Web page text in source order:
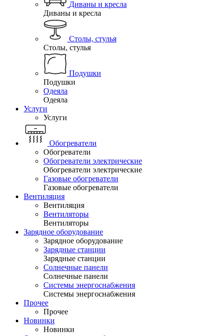
Диваны и кресла
Диваны и кресла
Столы, стулья
Столы, стулья
Подушки
Подушки
Одеяла
Одеяла
Услуги
Услуги
Обогреватели
Обогреватели
Обогреватели электрические
Обогреватели электрические
Газовые обогреватели
Газовые обогреватели
Вентиляция
Вентиляция
Вентиляторы
Вентиляторы
Зарядное оборудование
Зарядное оборудование
Зарядные станции
Зарядные станции
Солнечные панели
Солнечные панели
Системы энергоснабжения
Системы энергоснабжения
Прочее
Прочее
Новинки
Новинки